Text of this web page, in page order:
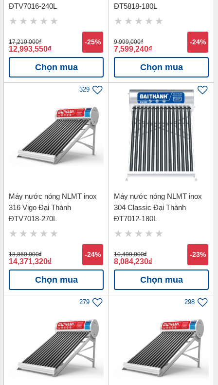
ĐTV7016-240L
17,210,000đ
12,993,550đ
-25%
Chọn mua
ĐT5818-180L
9,999,000đ
7,599,240đ
-24%
Chọn mua
329
Máy nước nóng NLMT inox
316 Vigo Đại Thành
ĐTV7018-270L
18,860,000đ
14,371,320đ
-24%
Chọn mua
Máy nước nóng NLMT inox
304 Classic Đại Thành
ĐT7012-180L
10,499,000đ
8,084,230đ
-23%
Chọn mua
279 298